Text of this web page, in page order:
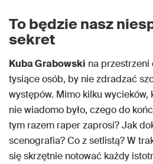
To będzie nasz
sekret
Kuba Grabowski na przestrzeni
tysiące osób, by nie zdradzać
występów. Mimo kilku wycieków,
nie wiadomo było, czego do
tym razem raper zaprosi? Jak
scenografia? Co z setlistą? W
się skrzętnie notować każdy